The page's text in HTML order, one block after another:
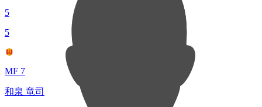
5
5
MF 7
和泉 竜司